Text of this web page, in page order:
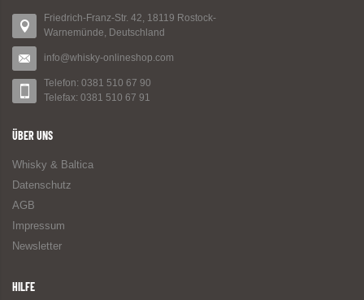
Friedrich-Franz-Str. 42, 18119 Rostock-
Warnemünde, Deutschland
info@whisky-onlineshop.com
Telefon: 0381 510 67 90
Telefax: 0381 510 67 91
ÜBER UNS
Whisky & Baltica
Datenschutz
AGB
Impressum
Newsletter
HILFE